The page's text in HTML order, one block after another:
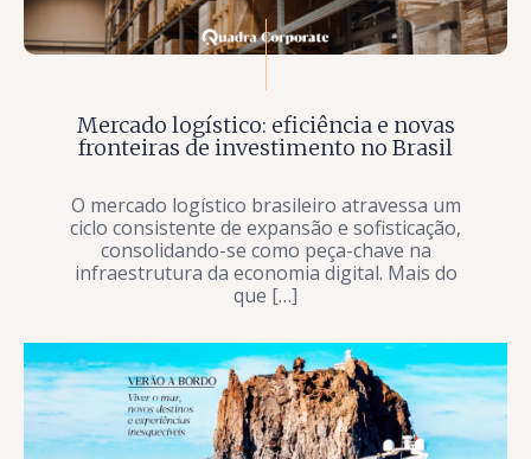
Mercado logístico: eficiência e novas
fronteiras de investimento no Brasil
O mercado logístico brasileiro atravessa um
ciclo consistente de expansão e sofisticação,
consolidando-se como peça-chave na
infraestrutura da economia digital. Mais do
que […]